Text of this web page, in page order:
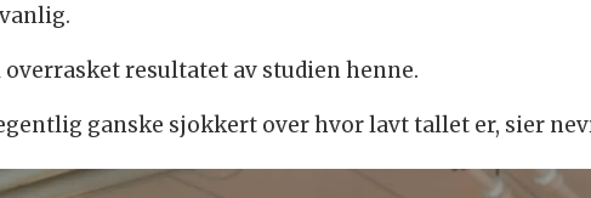
resultatet av studien henne.
ganske sjokkert over hvor lavt tallet er, sier